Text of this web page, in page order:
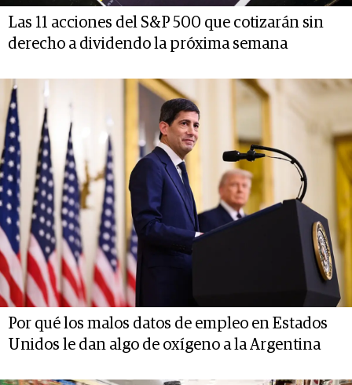
Las 11 acciones del S&P 500 que cotizarán sin
derecho a dividendo la próxima semana
Por qué los malos datos de empleo en Estados
Unidos le dan algo de oxígeno a la Argentina